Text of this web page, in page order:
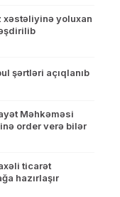
yoluxan
şərtləri açıqlanıb
Məhkəməsi
order verə bilər
ticarət
hazırlaşır